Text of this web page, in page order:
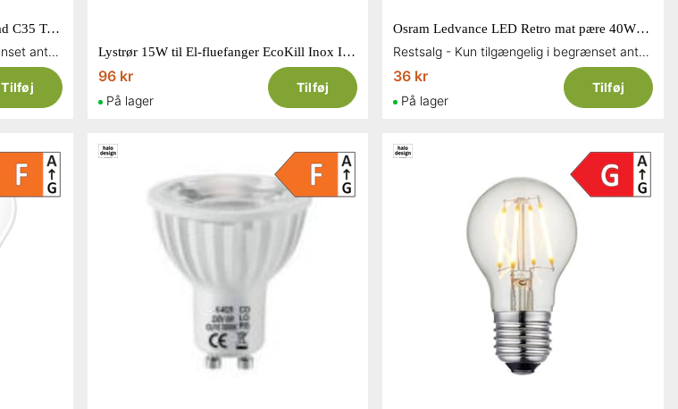
Denver LBF-201 wifi pære glødetråd C35 Tuya, Google og Alexa kompatibel E14
Restsalg - Kun tilgængelig i begrænset antal og så længe lager haves
Tilføj
Lystrør 15W til El-fluefanger EcoKill Inox IPX4
96 kr
På lager
Tilføj
Osram Ledvance LED Retro mat pære 40W kerte E14 470 lumen
Restsalg - Kun tilgængelig i begrænset antal og så længe lager haves
36 kr
På lager
Tilføj